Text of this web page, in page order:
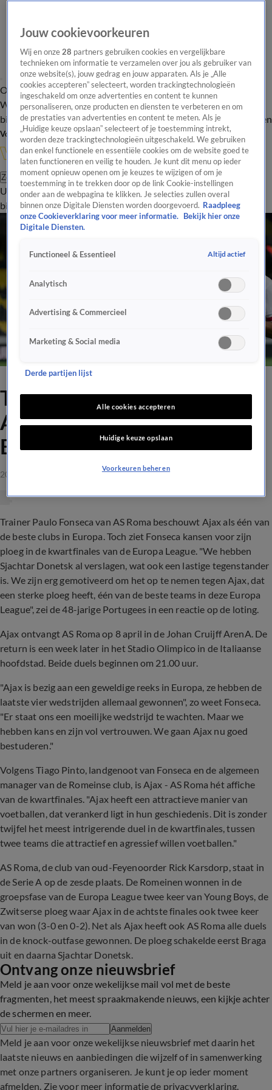
Overzicht Onze programma's Uitzendingen Onze gezichten
In de
WandelgangenInterviewsUitzending
bijwonenPodcastShopVeelgestelde vragenKijkersvraag insturen
Volg Vandaag Inside
Zoeken
UitzendingenVandaag InsideDe OranjezomerShopUitzending
bijwonen
Trainer AS Roma schaart
Ajax bij beste teams in
Europa
20 mrt 2021, 12:18
Trainer Paulo Fonseca van AS Roma beschouwt Ajax als één van
de beste clubs in Europa. Toch ziet Fonseca kansen voor zijn
ploeg in de kwartfinales van de Europa League. "We hebben
Sjachtar Donetsk al verslagen, wat ook een lastige tegenstander
is. We zijn erg gemotiveerd om het op te nemen tegen Ajax, dat
een sterke ploeg heeft, één van de beste teams in deze Europa
League", zei de 48-jarige Portugees in een reactie op de loting.
Ajax ontvangt AS Roma op 8 april in de Johan Cruijff ArenA. De
return is een week later in het Stadio Olimpico in de Italiaanse
hoofdstad. Beide duels beginnen om 21.00 uur.
"Ajax is bezig aan een geweldige reeks in Europa, ze hebben de
laatste vier wedstrijden allemaal gewonnen", zo weet Fonseca.
"Er staat ons een moeilijke wedstrijd te wachten. Maar we
hebben kans en zijn vol vertrouwen. We gaan Ajax nu goed
bestuderen."
Volgens Tiago Pinto, landgenoot van Fonseca en de algemeen
manager van de Romeinse club, is Ajax - AS Roma hét affiche
van de kwartfinales. "Ajax heeft een attractieve manier van
voetballen, dat verankerd ligt in hun geschiedenis. Dit is zonder
twijfel het meest intrigerende duel in de kwartfinales, tussen
twee teams die attractief en agressief willen voetballen."
AS Roma, de club van oud-Feyenoorder Rick Karsdorp, staat in
de Serie A op de zesde plaats. De Romeinen wonnen in de
groepsfase van de Europa League twee keer van Young Boys, de
Zwitserse ploeg waar Ajax in de achtste finales ook twee keer
van won (3-0 en 0-2). Net als Ajax heeft ook AS Roma alle duels
in de knock-outfase gewonnen. De ploeg schakelde eerst Braga
uit en daarna Sjachtar Donetsk.
Ontvang onze nieuwsbrief
Meld je aan voor onze wekelijkse mail vol met de beste
fragmenten, het meest spraakmakende nieuws, een kijkje achter
de schermen en meer.
Aanmelden
Meld je aan voor onze wekelijkse nieuwsbrief met daarin het
laatste nieuws en aanbiedingen die wijzelf of in samenwerking
met onze partners organiseren. Je kunt je op ieder moment
afmelden. Zie voor meer informatie de privacyverklaring.
Jouw cookievoorkeuren
Wij en onze28 partners gebruiken cookies en vergelijkbare
technieken om informatie te verzamelen over jou als gebruiker van
onze website(s), jouw gedrag en jouw apparaten. Als je „Alle
cookies accepteren” selecteert, worden trackingtechnologieën
ingeschakeld om onze advertenties en content te kunnen
personaliseren, onze producten en diensten te verbeteren en om
de prestaties van advertenties en content te meten. Als je
„Huidige keuze opslaan” selecteert of je toestemming intrekt,
worden deze trackingtechnologieën uitgeschakeld. We gebruiken
dan enkel functionele en essentiële cookies om de website goed te
laten functioneren en veilig te houden. Je kunt dit menu op ieder
moment opnieuw openen om je keuzes te wijzigen of om je
toestemming in te trekken door op de link Cookie-instellingen
onder aan de webpagina te klikken. Je selecties zullen overal
binnen onze Digitale Diensten worden doorgevoerd. Raadpleeg
onze Cookieverklaring voor meer informatie.
Bekijk hier onze
Digitale Diensten.
Functioneel & Essentieel Altijd actief
Analytisch
Advertising & Commercieel
Marketing & Social media
Derde partijen lijst
Alle cookies accepteren
Huidige keuze opslaan
Voorkeuren beheren